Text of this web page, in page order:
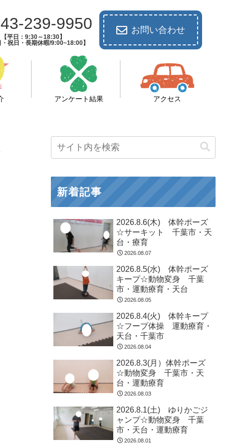
239-9950
【平日：9:30～18:30】
・祝日・長期休暇/9:00~18:00】
お問い合わせ
アンケート結果 アクセス
新着記事
2026.8.6(木) 体幹ポーズ
☆サーキット 千葉市・天
台・療育
2026.08.07
2026.8.5(水) 体幹ポーズ
キープ☆動物変身 千葉
市・運動療育・天台
2026.08.05
2026.8.4(火) 体幹キープ
☆フープ体操 運動療育・
天台・千葉市
2026.08.04
2026.8.3(月）体幹ポーズ
☆動物変身 千葉市・天
台・運動療育
2026.08.03
2026.8.1(土) ゆりかごジ
ャンプ☆動物変身 千葉
市・天台・運動療育
2026.08.01